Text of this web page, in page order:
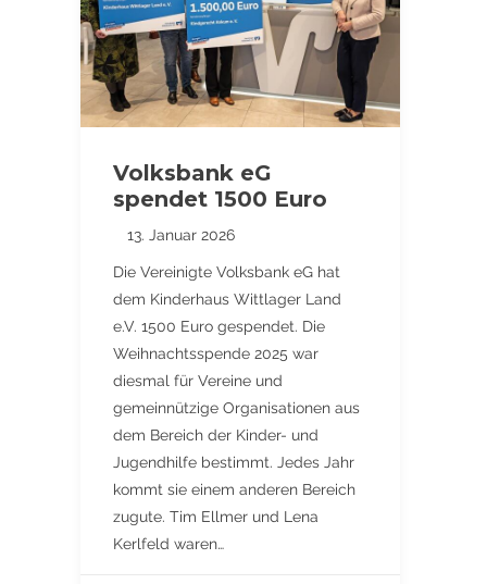
Volksbank eG
spendet 1500 Euro
13. Januar 2026
Die Vereinigte Volksbank eG hat
dem Kinderhaus Wittlager Land
e.V. 1500 Euro gespendet. Die
Weihnachtsspende 2025 war
diesmal für Vereine und
gemeinnützige Organisationen aus
dem Bereich der Kinder- und
Jugendhilfe bestimmt. Jedes Jahr
kommt sie einem anderen Bereich
zugute. Tim Ellmer und Lena
Kerlfeld waren…